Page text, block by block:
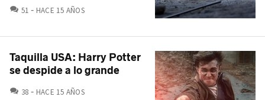
51 COMENTARIOS
HACE 15 AÑOS
Taquilla USA: Harry Potter
se despide a lo grande
38 COMENTARIOS
HACE 15 AÑOS